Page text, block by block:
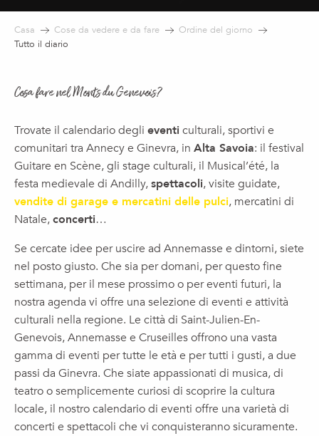
Casa Cose da vedere e da fare
Ordine del giorno
Tutto il diario
Cosa fare nel Monts du Genevois?
Trovate il calendario degli eventiculturali, sportivi e
comunitari tra Annecy e Ginevra, in Alta Savoia: il festival
Guitare en Scène, gli stage culturali, il Musical’été, la
festa medievale di Andilly,spettacoli, visite guidate,
vendite di garage e mercatini delle pulci, mercatini di
Natale,concerti…
Se cercate idee per uscire ad Annemasse e dintorni, siete
nel posto giusto. Che sia per domani, per questo fine
settimana, per il mese prossimo o per eventi futuri, la
nostra agenda vi offre una selezione di eventi e attività
culturali nella regione. Le città di Saint-Julien-En-
Genevois, Annemasse e Cruseilles offrono una vasta
gamma di eventi per tutte le età e per tutti i gusti, a due
passi da Ginevra. Che siate appassionati di musica, di
teatro o semplicemente curiosi di scoprire la cultura
locale, il nostro calendario di eventi offre una varietà di
concerti e spettacoli che vi conquisteranno sicuramente.